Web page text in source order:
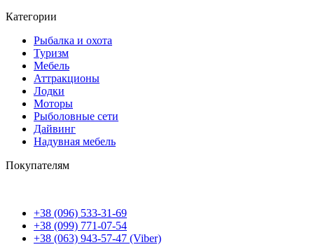
Категории
Рыбалка и охота
Туризм
Мебель
Аттракционы
Лодки
Моторы
Рыболовные сети
Дайвинг
Надувная мебель
Покупателям
+38 (096) 533-31-69
+38 (099) 771-07-54
+38 (063) 943-57-47 (Viber)